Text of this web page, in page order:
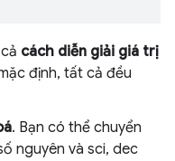
cách diễn giải giá trị
định, tất cả đều
. Bạn có thể chuyển
nguyên và sci, dec